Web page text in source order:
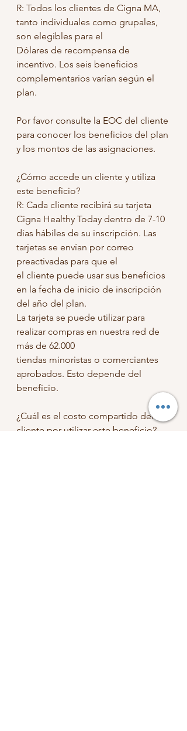
R: Todos los clientes de Cigna MA,
tanto individuales como grupales,
son elegibles para el
Dólares de recompensa de
incentivo. Los seis beneficios
complementarios varían según el
plan.
Por favor consulte la EOC del cliente
para conocer los beneficios del plan
y los montos de las asignaciones.
¿Cómo accede un cliente y utiliza
este beneficio?
R: Cada cliente recibirá su tarjeta
Cigna Healthy Today dentro de 7-10
días hábiles de su inscripción. Las
tarjetas se envían por correo
preactivadas para que el
el cliente puede usar sus beneficios
en la fecha de inicio de inscripción
del año del plan.
La tarjeta se puede utilizar para
realizar compras en nuestra red de
más de 62.000
tiendas minoristas o comerciantes
aprobados. Esto depende del
beneficio.
¿Cuál es el costo compartido del
cliente por utilizar este beneficio?